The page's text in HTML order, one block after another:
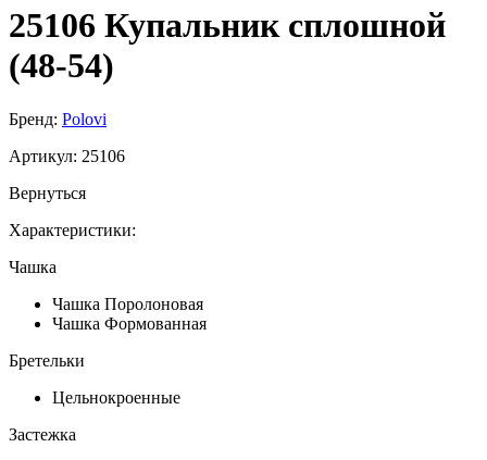
25106 Купальник сплошной
(48-54)
Бренд: Polovi
Артикул: 25106
Вернуться
Характеристики:
Чашка
Чашка Поролоновая
Чашка Формованная
Бретельки
Цельнокроенные
Застежка